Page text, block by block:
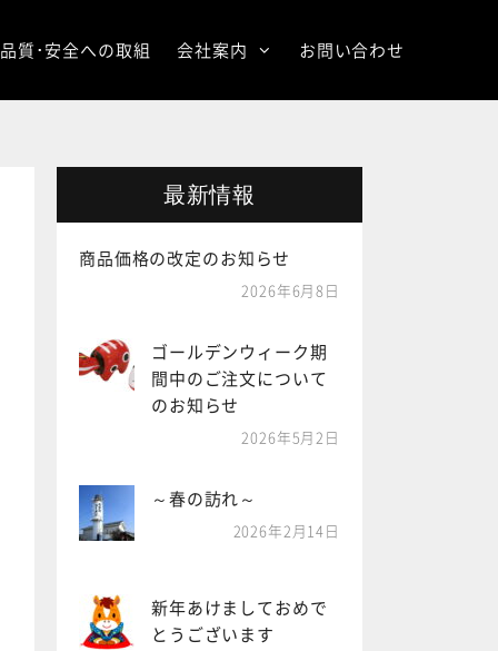
品質･安全への取組 会社案内 お問い合わせ
最新情報
商品価格の改定のお知らせ
2026年6月8日
ゴールデンウィーク期
間中のご注文について
のお知らせ
2026年5月2日
～春の訪れ～
2026年2月14日
新年あけましておめで
とうございます